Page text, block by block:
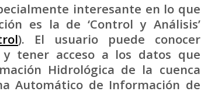
interesante en lo que
es la de ‘Control y Análisis’
). El usuario puede conocer
tener acceso a los datos que
Hidrológica de la cuenca
Automático de Información de